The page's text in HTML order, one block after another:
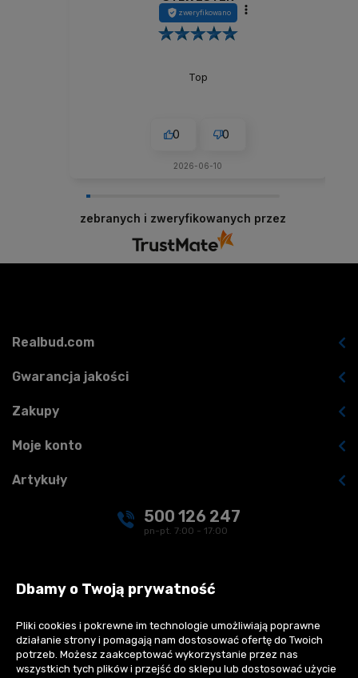
zweryfikowano
Top
0 0
2026-06-10
zebranych i zweryfikowanych przez
500 126 247
pn-pt. 7:00 - 17:00
Realbud.com
Gwarancja jakości
Zakupy
Moje konto
Artykuły
Płatności:
Dbamy o Twoją prywatność
Pliki cookies i pokrewne im technologie umożliwiają poprawne
działanie strony i pomagają nam dostosować ofertę do Twoich
potrzeb. Możesz zaakceptować wykorzystanie przez nas
wszystkich tych plików i przejść do sklepu lub dostosować użycie